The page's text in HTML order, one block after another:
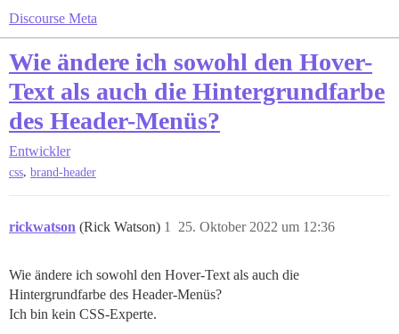
Discourse Meta
Wie ändere ich sowohl den Hover-
Text als auch die Hintergrundfarbe
des Header-Menüs?
Entwickler
css, brand-header
rickwatson (Rick Watson) 25. Oktober 2022 um 12:36
1
Wie ändere ich sowohl den Hover-Text als auch die
Hintergrundfarbe des Header-Menüs?
Ich bin kein CSS-Experte.